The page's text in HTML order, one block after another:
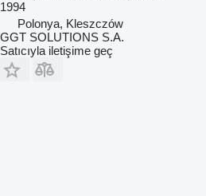
1994
Polonya, Kleszczów
GGT SOLUTIONS S.A.
Satıcıyla iletişime geç